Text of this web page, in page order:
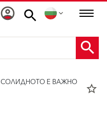
СОЛИДНОТО Е ВАЖНО
star_border